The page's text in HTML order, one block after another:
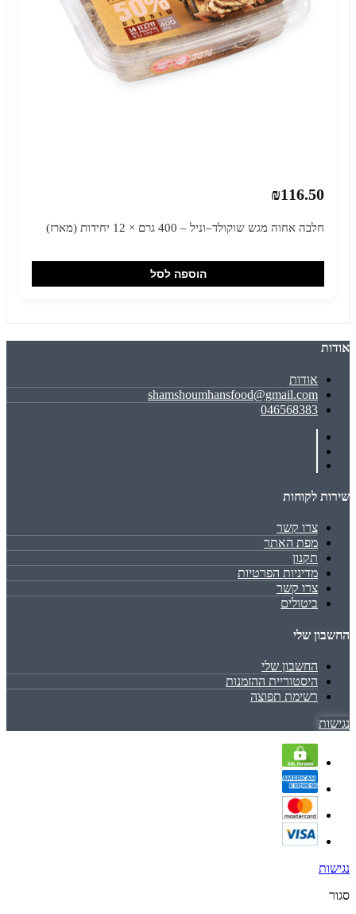
₪116.50
חלבה אחוה מגש שוקולד–וניל – 400 גרם × 12 יחידות (מארז)
הוספה לסל
אודות
אודות
shamshoumhansfood@gmail.com
046568383
שירות לקוחות
צרו קשר
מפת האתר
תקנון
מדיניות הפרטיות
צרו קשר
ביטולים
החשבון שלי
החשבון שלי
היסטוריית ההזמנות
רשימת תפוצה
נגישות
נגישות
סגור